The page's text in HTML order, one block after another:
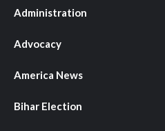
Administration
Advocacy
America News
Bihar Election